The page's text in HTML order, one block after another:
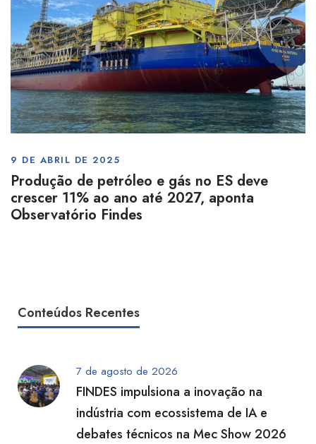
9 DE ABRIL DE 2025
Produção de petróleo e gás no ES deve
crescer 11% ao ano até 2027, aponta
Observatório Findes
Conteúdos Recentes
7 de agosto de 2026
FINDES impulsiona a inovação na
indústria com ecossistema de IA e
debates técnicos na Mec Show 2026